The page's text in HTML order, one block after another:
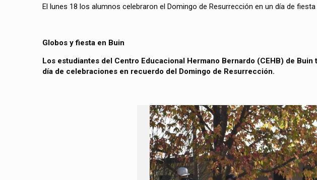
El lunes 18 los alumnos celebraron el Domingo de Resurrección en un día de
Globos y fiesta en Buin
Los estudiantes del Centro Educacional Hermano Bernardo (CEHB) de
día de celebraciones en recuerdo del Domingo de Resurrección.